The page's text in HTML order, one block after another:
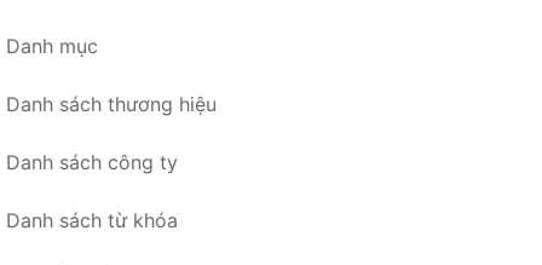
Danh mục
Danh sách thương hiệu
Danh sách công ty
Danh sách từ khóa